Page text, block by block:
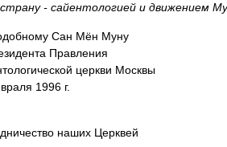
- сайентологией и движением
Сан Мён Муну
Правления
церкви Москвы
1996 г.
наших Церквей